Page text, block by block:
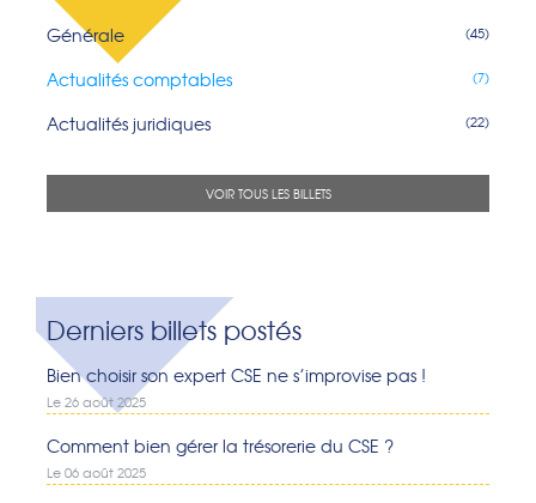
Derniers billets postés
Bien choisir son expert CSE ne s’improvise pas !
Le 26 août 2025
Comment bien gérer la trésorerie du CSE ?
Le 06 août 2025
Générale (45)
Actualités comptables (7)
Actualités juridiques (22)
VOIR TOUS LES BILLETS